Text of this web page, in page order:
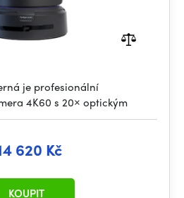
je profesionální
4K60 s 20× optickým
620 Kč
KOUPIT